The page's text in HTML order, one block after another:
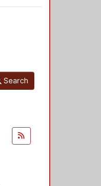
Search